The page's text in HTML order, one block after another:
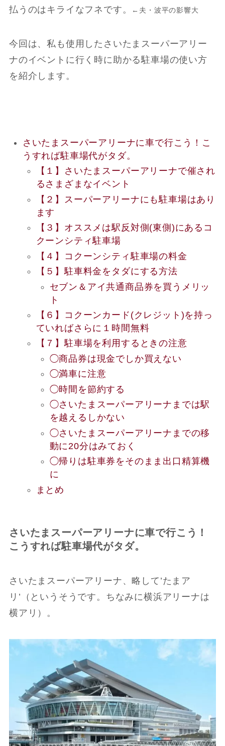
払うのはキライなフネです。
←夫・波平の影響大
今回は、私も使用したさいたまスーパーアリー
ナのイベントに行く時に助かる駐車場の使い方
を紹介します。
さいたまスーパーアリーナに車で行こう！こ
うすれば駐車場代がタダ。
【１】さいたまスーパーアリーナで催され
るさまざまなイベント
【２】スーパーアリーナにも駐車場はあり
ます
【３】オススメは駅反対側(東側)にあるコ
クーンシティ駐車場
【４】コクーンシティ駐車場の料金
【５】駐車料金をタダにする方法
セブン＆アイ共通商品券を買うメリッ
ト
【６】コクーンカード(クレジット)を持っ
ていればさらに１時間無料
【７】駐車場を利用するときの注意
◯商品券は現金でしか買えない
◯満車に注意
◯時間を節約する
◯さいたまスーパーアリーナまでは駅
を越えるしかない
◯さいたまスーパーアリーナまでの移
動に20分はみておく
◯帰りは駐車券をそのまま出口精算機
に
まとめ
さいたまスーパーアリーナに車で行こう！
こうすれば駐車場代がタダ。
さいたまスーパーアリーナ、略して’たまア
リ’（というそうです。ちなみに横浜アリーナは
横アリ）。